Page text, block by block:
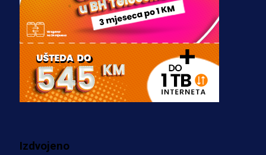
3 sedmica 5 dan
Premijer liga BiH
Misimović priveden: SIPA ga tereti
za pranje novca, pretresaju
prostorije FK Borac!
Više vijesti
Izdvojeno